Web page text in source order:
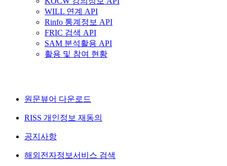
WILL 연계 API
Rinfo 통계정보 API
FRIC 검색 API
SAM 분석활용 API
활용 및 참여 현황
원문뷰어 다운로드
RISS 개인정보 재동의
공지사항
해외전자정보서비스 검색